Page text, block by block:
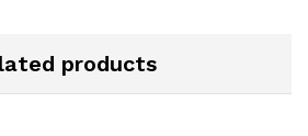
products